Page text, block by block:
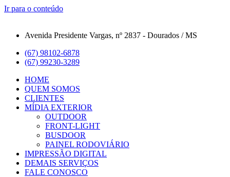
Ir para o conteúdo
Avenida Presidente Vargas, nº 2837 - Dourados / MS
(67) 98102-6878
(67) 99230-3289
HOME
QUEM SOMOS
CLIENTES
MÍDIA EXTERIOR
OUTDOOR
FRONT-LIGHT
BUSDOOR
PAINEL RODOVIÁRIO
IMPRESSÃO DIGITAL
DEMAIS SERVIÇOS
FALE CONOSCO